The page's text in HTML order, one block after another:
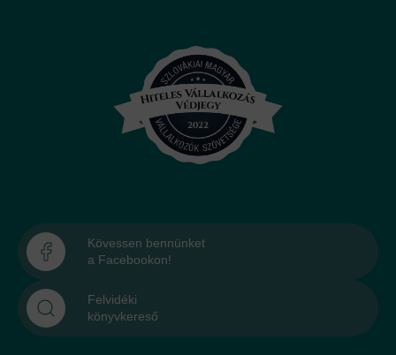
Kövessen bennünket
a Facebookon!
Felvidéki
könyvkereső